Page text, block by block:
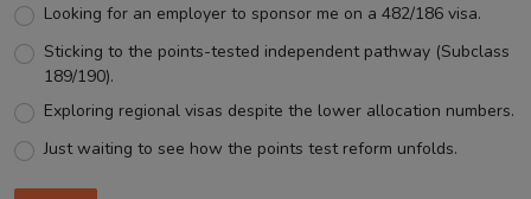
Looking for an employer to sponsor me on a 482/186 visa.
Sticking to the points-tested independent pathway (Subclass
189/190).
Exploring regional visas despite the lower allocation numbers.
Just waiting to see how the points test reform unfolds.